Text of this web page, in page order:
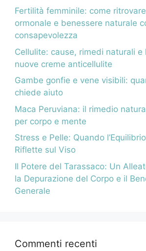
Fertilità femminile: come
ormonale e benessere naturale
consapevolezza
Cellulite: cause, rimedi naturali e
nuove creme anticellulite
Gambe gonfie e vene visibili:
chiede aiuto
Maca Peruviana: il rimedio
per corpo e mente
Stress e Pelle: Quando
Riflette sul Viso
Il Potere del Tarassaco: Un
la Depurazione del Corpo e il
Generale
Commenti recenti